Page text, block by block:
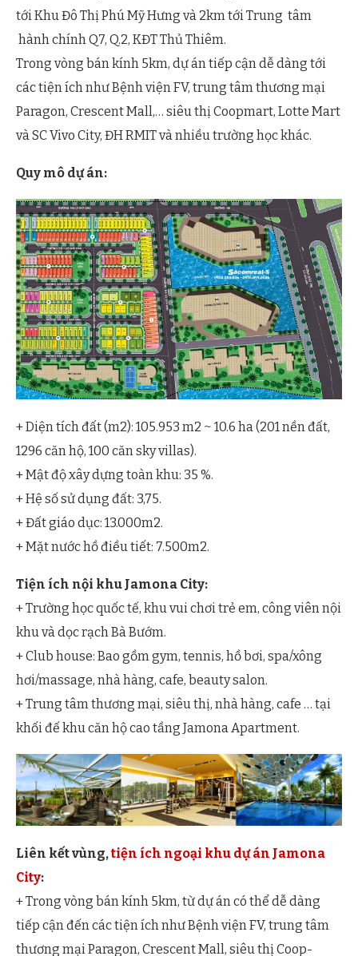
tới Khu Đô Thị Phú Mỹ Hưng và 2km tới Trung tâm
hành chính Q7, Q.2, KĐT Thủ Thiêm.
Trong vòng bán kính 5km, dự án tiếp cận dễ dàng tới
các tiện ích như Bệnh viện FV, trung tâm thương mại
Paragon, Crescent Mall,… siêu thị Coopmart, Lotte Mart
và SC Vivo City, ĐH RMIT và nhiều trường học khác.
Quy mô dự án:
+ Diện tích đất (m2): 105.953 m2 ~ 10.6 ha (201 nền đất,
1296 căn hộ, 100 căn sky villas).
+ Mật độ xây dựng toàn khu: 35 %.
+ Hệ số sử dụng đất: 3,75.
+ Đất giáo dục: 13.000m2.
+ Mặt nước hồ điều tiết: 7.500m2.
Tiện ích nội khu Jamona City:
+ Trường học quốc tế, khu vui chơi trẻ em, công viên nội
khu và dọc rạch Bà Bướm.
+ Club house: Bao gồm gym, tennis, hồ bơi, spa/xông
hơi/massage, nhà hàng, cafe, beauty salon.
+ Trung tâm thương mại, siêu thị, nhà hàng, cafe … tại
khối đế khu căn hộ cao tầng Jamona Apartment.
Liên kết vùng,tiện ích ngoại khu dự án Jamona
City:
+ Trong vòng bán kính 5km, từ dự án có thể dễ dàng
tiếp cận đến các tiện ích như Bệnh viện FV, trung tâm
thương mại Paragon, Crescent Mall, siêu thị Coop-